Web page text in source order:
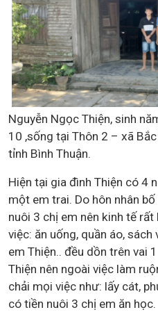
Nguyễn Ngọc Thiện, sinh
10 ,sống tại Thôn 2 – xã
tỉnh Bình Thuận.
Hiện tại gia đình Thiện có 4
một em trai. Do hôn nhân bố
nuôi 3 chị em nên kinh tế rất
việc: ăn uống, quần áo,
em Thiện.. đều dồn trên vai
Thiện nên ngoài việc làm
chải mọi việc như: lấy cát,
có tiền nuôi 3 chị em ăn học.